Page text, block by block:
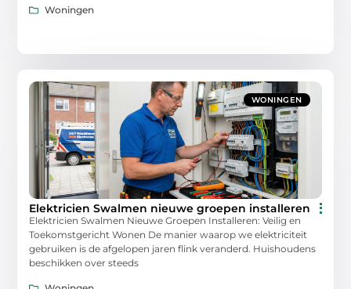
Woningen
WONINGEN
Elektricien Swalmen nieuwe groepen installeren
Elektricien Swalmen Nieuwe Groepen Installeren: Veilig en
Toekomstgericht Wonen De manier waarop we elektriciteit
gebruiken is de afgelopen jaren flink veranderd. Huishoudens
beschikken over steeds